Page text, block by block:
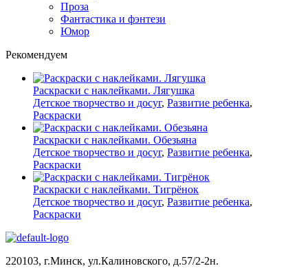
Проза
Фантастика и фэнтези
Юмор
Рекомендуем
Раскраски с наклейками. Лягушка
Детское творчество и досуг, Развитие ребенка,
Раскраски
Раскраски с наклейками. Обезьяна
Детское творчество и досуг, Развитие ребенка,
Раскраски
Раскраски с наклейками. Тигрёнок
Детское творчество и досуг, Развитие ребенка,
Раскраски
220103, г.Минск, ул.Калиновского, д.57/2-2н.